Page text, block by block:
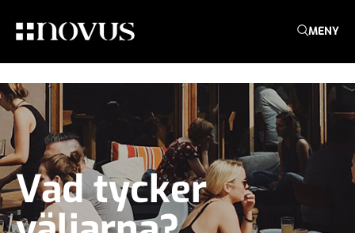
MENY
Vad tycker